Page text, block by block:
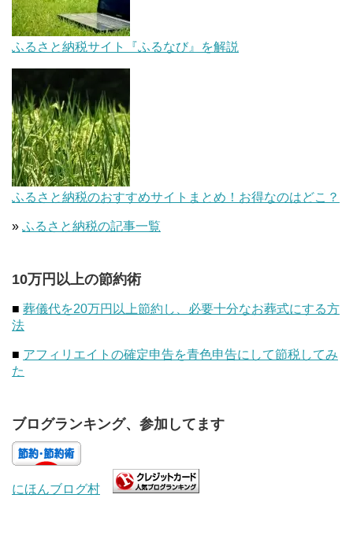
ふるさと納税サイト『ふるなび』を解説
ふるさと納税のおすすめサイトまとめ！お得なのはどこ？
» ふるさと納税の記事一覧
10万円以上の節約術
■ 葬儀代を20万円以上節約し、必要十分なお葬式にする方
法
■ アフィリエイトの確定申告を青色申告にして節税してみ
た
ブログランキング、参加してます
にほんブログ村